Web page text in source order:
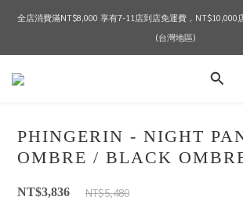
全店消費滿NT$8,000 享有7-11店到店免運費，NT$10,000
(台灣地區)
2026 SPRING & SUMMER SEASON
PHINGERIN - NIGHT
OMBRE / BLACK
NT$3,836 NT$5,480